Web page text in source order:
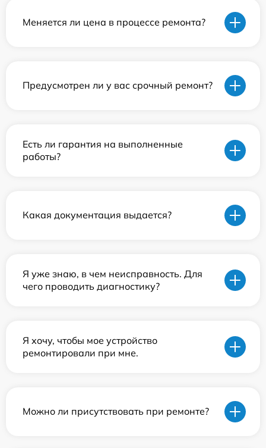
Меняется ли цена в процессе ремонта?
Предусмотрен ли у вас срочный ремонт?
Есть ли гарантия на выполненные
работы?
Какая документация выдается?
Я уже знаю, в чем неисправность. Для
чего проводить диагностику?
Я хочу, чтобы мое устройство
ремонтировали при мне.
Можно ли присутствовать при ремонте?